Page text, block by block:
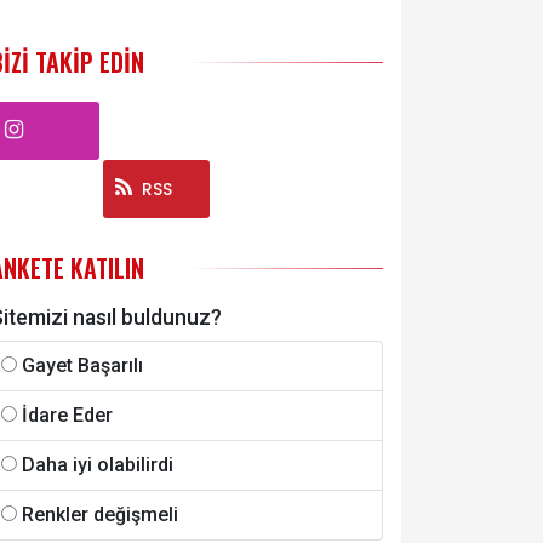
TAKIP EDIN
RSS
KATILIN
nasıl buldunuz?
Gayet Başarılı
İdare Eder
Daha iyi olabilirdi
Renkler değişmeli